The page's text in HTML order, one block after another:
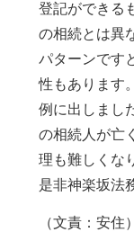
登記ができる
の相続とは異
パターンです
性もあります
例に出しまし
の相続人が亡
理も難しくな
是非神楽坂法
（文責：安住）